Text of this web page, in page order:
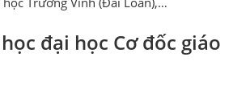
đại học Cơ đốc giáo